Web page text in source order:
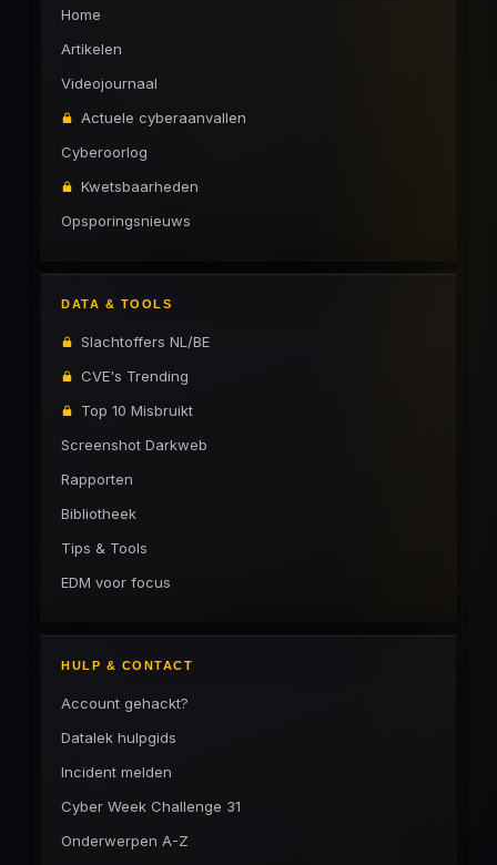
Home
Artikelen
Videojournaal
Actuele cyberaanvallen
Cyberoorlog
Kwetsbaarheden
Opsporingsnieuws
DATA & TOOLS
Slachtoffers NL/BE
CVE's Trending
Top 10 Misbruikt
Screenshot Darkweb
Rapporten
Bibliotheek
Tips & Tools
EDM voor focus
HULP & CONTACT
Account gehackt?
Datalek hulpgids
Incident melden
Cyber Week Challenge 31
Onderwerpen A-Z